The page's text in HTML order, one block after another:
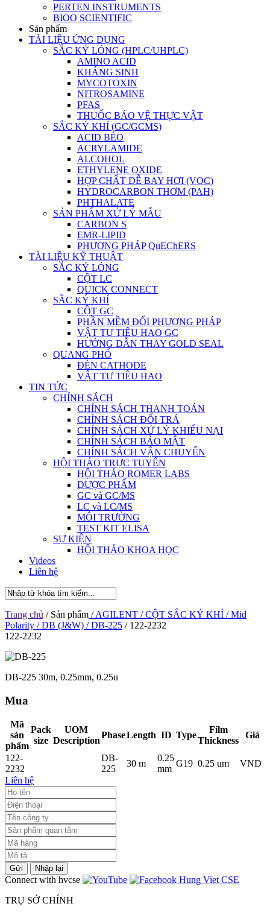
PERTEN INSTRUMENTS
BIOO SCIENTIFIC
Sản phẩm
TÀI LIỆU ỨNG DỤNG
SẮC KÝ LỎNG (HPLC/UHPLC)
AMINO ACID
KHÁNG SINH
MYCOTOXIN
NITROSAMINE
PFAS
THUỐC BẢO VỆ THỰC VẬT
SẮC KÝ KHÍ (GC/GCMS)
ACID BÉO
ACRYLAMIDE
ALCOHOL
ETHYLENE OXIDE
HỢP CHẤT DỄ BAY HƠI (VOC)
HYDROCARBON THƠM (PAH)
PHTHALATE
SẢN PHẨM XỬ LÝ MẪU
CARBON S
EMR-LIPID
PHƯƠNG PHÁP QuEChERS
TÀI LIỆU KỸ THUẬT
SẮC KÝ LỎNG
CỘT LC
QUICK CONNECT
SẮC KÝ KHÍ
CỘT GC
PHẦN MỀM ĐỔI PHƯƠNG PHÁP
VẬT TƯ TIÊU HAO GC
HƯỚNG DẪN THAY GOLD SEAL
QUANG PHỔ
ĐÈN CATHODE
VẬT TƯ TIÊU HAO
TIN TỨC
CHÍNH SÁCH
CHÍNH SÁCH THANH TOÁN
CHÍNH SÁCH ĐỔI TRẢ
CHÍNH SÁCH XỬ LÝ KHIẾU NẠI
CHÍNH SÁCH BẢO MẬT
CHÍNH SÁCH VẬN CHUYỂN
HỘI THẢO TRỰC TUYẾN
HỘI THẢO ROMER LABS
DƯỢC PHẨM
GC và GC/MS
LC và LC/MS
MÔI TRƯỜNG
TEST KIT ELISA
SỰ KIỆN
HỘI THẢO KHOA HỌC
Videos
Liên hệ
Trang chủ / Sản phẩm / AGILENT / CỘT SẮC KÝ KHÍ / Mid
Polarity / DB (J&W) / DB-225 / 122-2232
122-2232
DB-225 30m, 0.25mm, 0.25u
Mua
Mã
sản
phẩm
Pack
size
UOM
Description
PhaseLength ID Type
Film
Thickness
Giá
122-
2232
DB-
225
30 m
0.25
mm
G19 0.25 um
VND
Liên hệ
Gửi Nhập lại
Connect with hvcse
TRỤ SỞ CHÍNH